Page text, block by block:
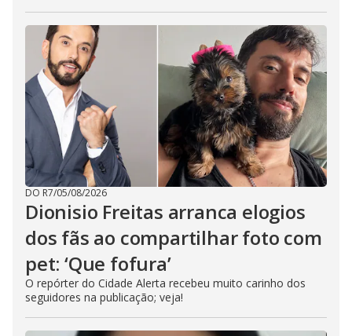
DO R7/05/08/2026
Dionisio Freitas arranca elogios
dos fãs ao compartilhar foto com
pet: ‘Que fofura’
O repórter do Cidade Alerta recebeu muito carinho dos
seguidores na publicação; veja!